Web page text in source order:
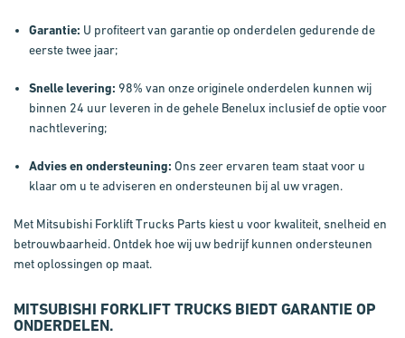
Garantie: U profiteert van garantie op onderdelen gedurende de
eerste twee jaar;
Snelle levering: 98% van onze originele onderdelen kunnen wij
binnen 24 uur leveren in de gehele Benelux inclusief de optie voor
nachtlevering;
Advies en ondersteuning: Ons zeer ervaren team staat voor u
klaar om u te adviseren en ondersteunen bij al uw vragen.
Met Mitsubishi Forklift Trucks Parts kiest u voor kwaliteit, snelheid en
betrouwbaarheid. Ontdek hoe wij uw bedrijf kunnen ondersteunen
met oplossingen op maat.
MITSUBISHI FORKLIFT TRUCKS BIEDT GARANTIE OP
ONDERDELEN.